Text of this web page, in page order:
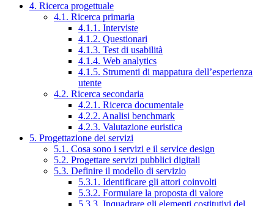
4. Ricerca progettuale
4.1. Ricerca primaria
4.1.1. Interviste
4.1.2. Questionari
4.1.3. Test di usabilità
4.1.4. Web analytics
4.1.5. Strumenti di mappatura dell’esperienza
utente
4.2. Ricerca secondaria
4.2.1. Ricerca documentale
4.2.2. Analisi benchmark
4.2.3. Valutazione euristica
5. Progettazione dei servizi
5.1. Cosa sono i servizi e il service design
5.2. Progettare servizi pubblici digitali
5.3. Definire il modello di servizio
5.3.1. Identificare gli attori coinvolti
5.3.2. Formulare la proposta di valore
5.3.3. Inquadrare gli elementi costitutivi del